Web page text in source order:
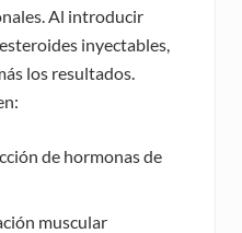
Al introducir
inyectables,
los resultados.
de hormonas de
muscular